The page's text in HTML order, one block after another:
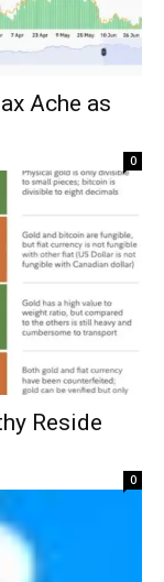
Ache as
0
Reside
0